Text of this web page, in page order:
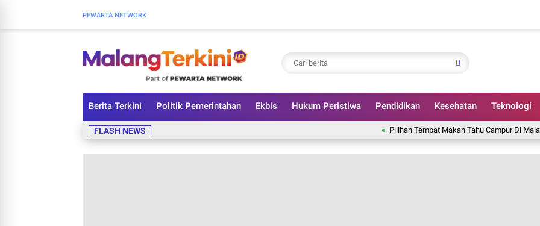
PEWARTA NETWORK
Berita Terkini Politik Pemerintahan Ekbis Hukum Peristiwa Pendidikan Kesehatan Teknologi
FLASH NEWS Pilihan Tempat Makan Tahu Campur Di Malang, Kuah